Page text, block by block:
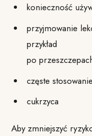
konieczność
przyjmowanie
przykład
po
częste
cukrzyca
Aby zmniejszyć